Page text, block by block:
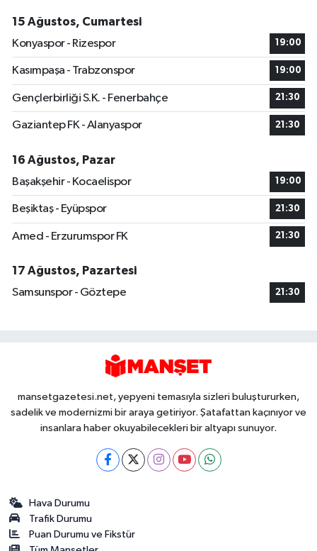
15 Ağustos, Cumartesi
Konyaspor - Rizespor
19:00
Kasımpaşa - Trabzonspor 19:00
Gençlerbirliği S.K. - Fenerbahçe 21:30
Gaziantep FK - Alanyaspor 21:30
16 Ağustos, Pazar
Başakşehir - Kocaelispor
19:00
Beşiktaş - Eyüpspor 21:30
Amed - Erzurumspor FK 21:30
17 Ağustos, Pazartesi
Samsunspor - Göztepe
21:30
mansetgazetesi.net, yepyeni temasıyla sizleri buluştururken,
sadelik ve modernizmi bir araya getiriyor. Şatafattan kaçınıyor ve
insanlara haber okuyabilecekleri bir altyapı sunuyor.
Hava Durumu
Trafik Durumu
Puan Durumu ve Fikstür